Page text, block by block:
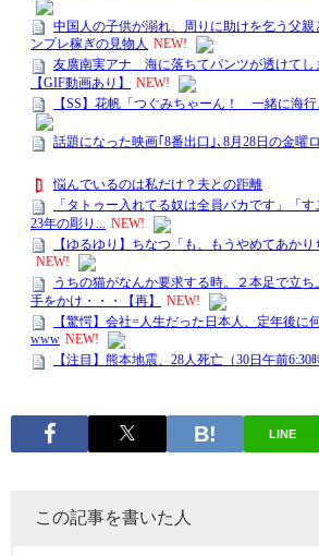
LINE
この記事を書いた人